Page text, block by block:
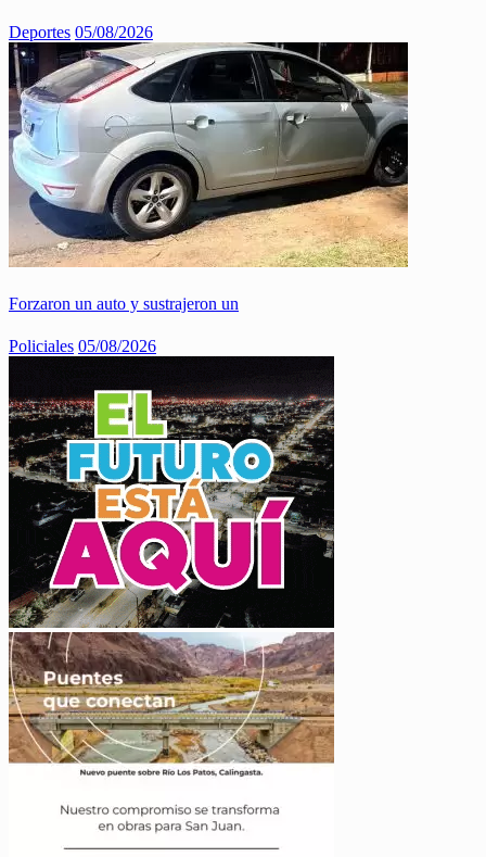
Deportes 05/08/2026
Forzaron un auto y sustrajeron un
Policiales 05/08/2026